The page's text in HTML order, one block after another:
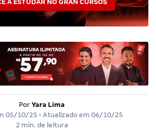
A ESTUDAR NO GRAN CURSOS
Por Yara Lima
05/10/25 • Atualizado em 06/10/25
2 min. de leitura